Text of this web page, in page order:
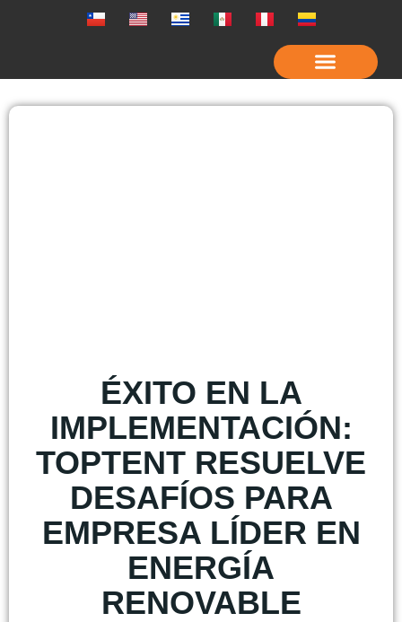
ÉXITO EN LA
IMPLEMENTACIÓN:
TOPTENT RESUELVE
DESAFÍOS PARA
EMPRESA LÍDER EN
ENERGÍA
RENOVABLE